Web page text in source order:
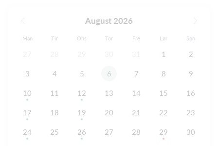
August 2026
Man Tir Ons Tor Fre Lør Søn
1 2
3 4 5 6 7 8 9
10 11 12 13 14 15 16
17 18 19 20 21 22 23
24 25 26 27 28 29 30